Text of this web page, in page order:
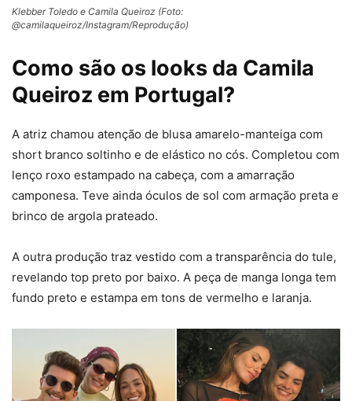
Klebber Toledo e Camila Queiroz (Foto:
@camilaqueiroz/Instagram/Reprodução)
Como são os looks da Camila
Queiroz em Portugal?
A atriz chamou atenção de blusa amarelo-manteiga com
short branco soltinho e de elástico no cós. Completou com
lenço roxo estampado na cabeça, com a amarração
camponesa. Teve ainda óculos de sol com armação preta e
brinco de argola prateado.
A outra produção traz vestido com a transparência do tule,
revelando top preto por baixo. A peça de manga longa tem
fundo preto e estampa em tons de vermelho e laranja.